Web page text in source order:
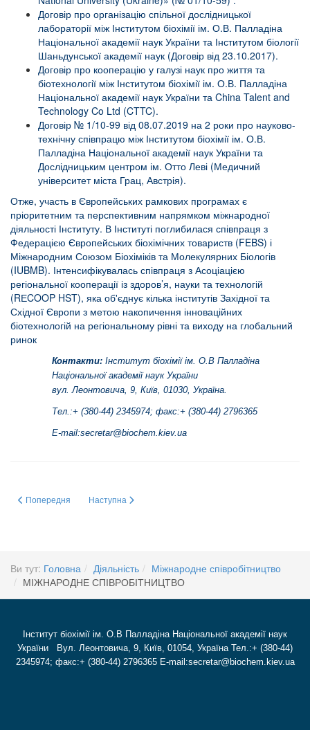
Договір про організацію спільної дослідницької
лабораторії між Інститутом біохімії ім. О.В. Палладіна
Національної академії наук України та Інститутом біології
Шаньдунської академії наук (Договір від 23.10.2017).
Договір про кооперацію у галузі наук про життя та
біотехнології між Інститутом біохімії ім. О.В. Палладіна
Національної академії наук України та China Talent and
Technology Co Ltd (CTTC).
Договір № 1/10-99 від 08.07.2019 на 2 роки про науково-
технічну співпрацю між Інститутом біохімії ім. О.В.
Палладіна Національної академії наук України та
Дослідницьким центром ім. Отто Леві (Медичний
університет міста Грац, Австрія).
Отже, участь в Європейських рамкових програмах є
пріоритетним та перспективним напрямком міжнародної
діяльності Інституту. В Інституті поглибилася співпраця з
Федерацією Європейських біохімічних товариств (FEBS) і
Міжнародним Союзом Біохіміків та Молекулярних Біологів
(IUBMB). Інтенсифікувалась співпраця з Асоціацією
регіональної кооперації із здоров’я, науки та технологій
(RЕCOOP HST), яка об'єднує кілька інститутів Західної та
Східної Європи з метою накопичення інноваційних
біотехнологій на регіональному рівні та виходу на глобальний
ринок
Контакти: Інститут біохімії ім. О.В Палладіна
Національної академії наук України
вул. Леонтовича, 9, Київ, 01030, Україна.
Тел.:+ (380-44) 2345974; факс:+ (380-44) 2796365
E-mail:secretar@biochem.kiev.ua
Попередня стаття: 24 травня 2026 року в Інституті біохімії ім. О.В.
Попередня Наступна стаття: 9 листопада 2016 р. в Інституті
Наступна
Ви тут: Головна Діяльність
Міжнародне співробітництво
МІЖНАРОДНЕ СПІВРОБІТНИЦТВО
Інститут біохімії ім. О.В Палладіна Національної академії наук
України Вул. Леонтовича, 9, Київ, 01054, Україна Тел.:+ (380-44)
2345974; факс:+ (380-44) 2796365 E-mail:secretar@biochem.kiev.ua